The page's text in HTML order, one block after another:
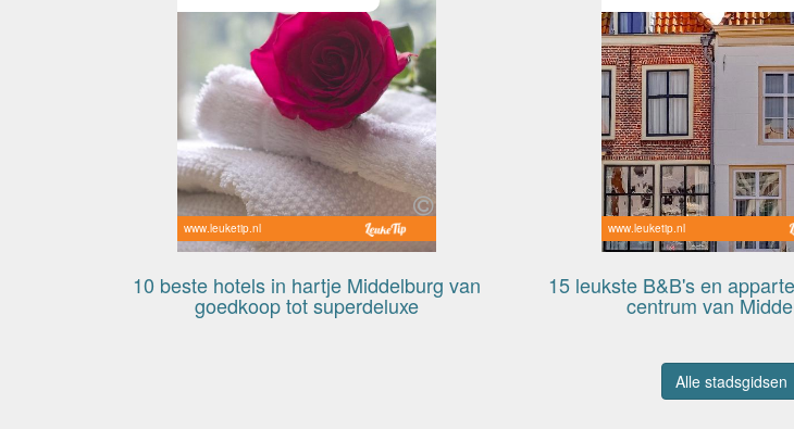
www.leuketip.nl
10 beste hotels in hartje Middelburg van
goedkoop tot superdeluxe
www.leuketip.nl
15 leukste B&B's en
centrum van
Alle stadsgidsen